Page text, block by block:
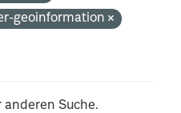
geoinformation
anderen Suche.